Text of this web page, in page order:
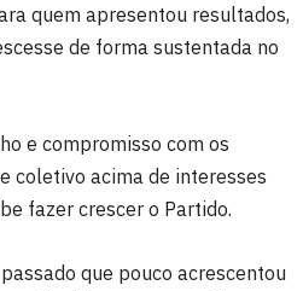
quem apresentou resultados,
de forma sustentada no
e compromisso com os
coletivo acima de interesses
fazer crescer o Partido.
que pouco acrescentou